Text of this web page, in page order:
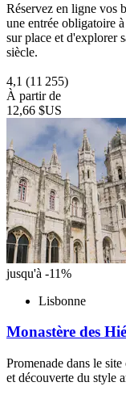
Réservez en ligne vos
une entrée obligatoire
sur place et d'explorer
siècle.
4,1 (11 255)
À partir de
12,66 $US
jusqu'à -11%
Lisbonne
Monastère des
Promenade dans le
et découverte du style